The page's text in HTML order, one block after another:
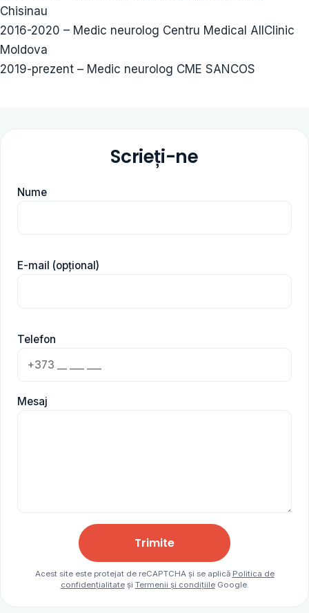
Chisinau
2016-2020 – Medic neurolog Centru Medical AllClinic
Moldova
2019-prezent – Medic neurolog CME SANCOS
Scrieți-ne
Nume
E-mail (opțional)
Telefon
Mesaj
Trimite
Acest site este protejat de reCAPTCHA și se aplică Politica de
confidențialitateși Termenii și condițiileGoogle.